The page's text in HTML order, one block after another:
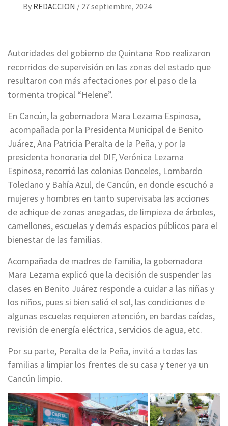
By REDACCION / 27 septiembre, 2024
Autoridades del gobierno de Quintana Roo realizaron
recorridos de supervisión en las zonas del estado que
resultaron con más afectaciones por el paso de la
tormenta tropical “Helene”.
En Cancún, la gobernadora Mara Lezama Espinosa,
acompañada por la Presidenta Municipal de Benito
Juárez, Ana Patricia Peralta de la Peña, y por la
presidenta honoraria del DIF, Verónica Lezama
Espinosa, recorrió las colonias Donceles, Lombardo
Toledano y Bahía Azul, de Cancún, en donde escuchó a
mujeres y hombres en tanto supervisaba las acciones
de achique de zonas anegadas, de limpieza de árboles,
camellones, escuelas y demás espacios públicos para el
bienestar de las familias.
Acompañada de madres de familia, la gobernadora
Mara Lezama explicó que la decisión de suspender las
clases en Benito Juárez responde a cuidar a las niñas y
los niños, pues si bien salió el sol, las condiciones de
algunas escuelas requieren atención, en bardas caídas,
revisión de energía eléctrica, servicios de agua, etc.
Por su parte, Peralta de la Peña, invitó a todas las
familias a limpiar los frentes de su casa y tener ya un
Cancún limpio.